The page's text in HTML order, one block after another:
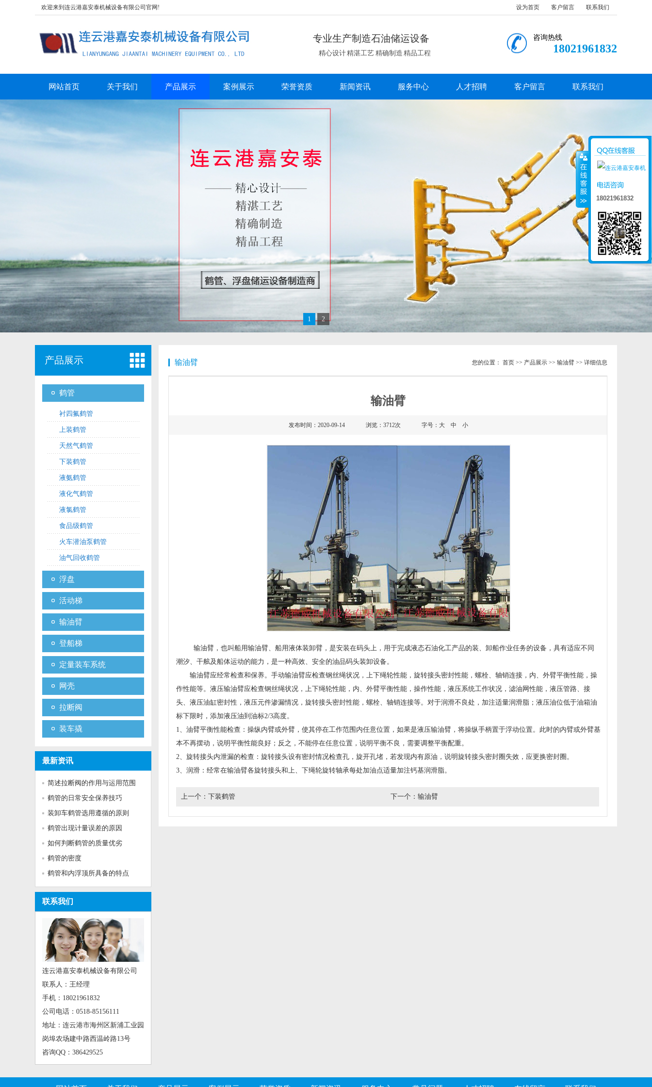
欢迎来到连云港嘉安泰机械设备有限公司官网! 设为首页 客户留言 联系我们
专业生产制造石油储运设备
精心设计 精湛工艺 精确制造 精品工程
咨询热线
18021961832
网站首页 关于我们 产品展示 案例展示 荣誉资质 新闻资讯 服务中心 人才招聘 客户留言 联系我们
1 2
产品展示
鹤管
衬四氟鹤管
上装鹤管
天然气鹤管
下装鹤管
液氨鹤管
液化气鹤管
液氯鹤管
食品级鹤管
火车潜油泵鹤管
油气回收鹤管
浮盘
活动梯
输油臂
登船梯
定量装车系统
网壳
拉断阀
装车撬
最新资讯
简述拉断阀的作用与运用范围
鹤管的日常安全保养技巧
装卸车鹤管选用遵循的原则
鹤管出现计量误差的原因
如何判断鹤管的质量优劣
鹤管的密度
鹤管和内浮顶所具备的特点
联系我们
连云港嘉安泰机械设备有限公司
联系人：王经理
手机：18021961832
公司电话：0518-85156111
地址：连云港市海州区新浦工业园
岗埠农场建中路西温岭路13号
咨询QQ：386429525
输油臂 您的位置： 首页 >> 产品展示 >> 输油臂 >> 详细信息
输油臂
发布时间：2020-09-14 浏览：3712次 字号： 大 中 小
输油臂，也叫船用输油臂、船用液体装卸臂，是安装在码头上，用于完成液态石油化工产品的装、卸船作业任务的设备，具有适应不同
潮汐、干舷及船体运动的能力，是一种高效、安全的油品码头装卸设备。
输油臂应经常检查和保养。手动输油臂应检查钢丝绳状况，上下绳轮性能，旋转接头密封性能，螺栓、轴销连接，内、外臂平衡性能，操
作性能等。液压输油臂应检查钢丝绳状况，上下绳轮性能，内、外臂平衡性能，操作性能，液压系统工作状况，滤油网性能，液压管路、接
头、液压油缸密封性，液压元件渗漏情况，旋转接头密封性能，螺栓、轴销连接等。对于润滑不良处，加注适量润滑脂；液压油位低于油箱油
标下限时，添加液压油到油标2/3高度。
1、油臂平衡性能检查：操纵内臂或外臂，使其停在工作范围内任意位置，如果是液压输油臂，将操纵手柄置于浮动位置。此时的内臂或外臂基
本不再摆动，说明平衡性能良好；反之，不能停在任意位置，说明平衡不良，需要调整平衡配重。
2、旋转接头内泄漏的检查：旋转接头设有密封情况检查孔，旋开孔堵，若发现内有原油，说明旋转接头密封圈失效，应更换密封圈。
3、润滑：经常在输油臂各旋转接头和上、下绳轮旋转轴承每处加油点适量加注钙基润滑脂。
上一个： 下装鹤管 下一个： 输油臂
18021961832